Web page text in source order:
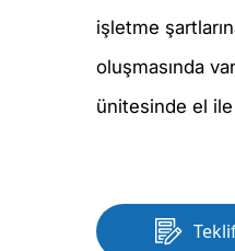
işletme
oluşmasında
ünitesinde el